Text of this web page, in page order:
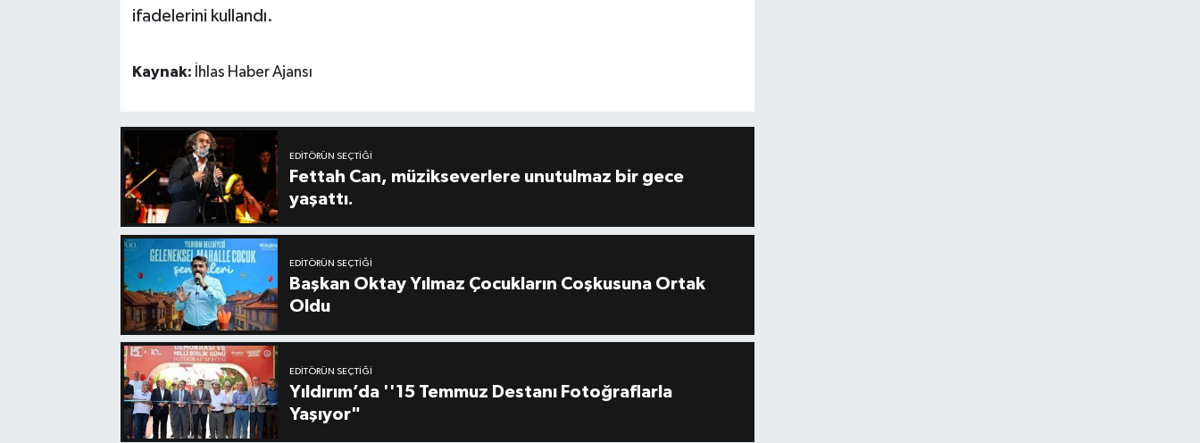
ifadelerini kullandı.
Kaynak: İhlas Haber Ajansı
EDITÖRÜN SEÇTIĞI
Fettah Can, müzikseverlere unutulmaz bir gece
yaşattı.
EDITÖRÜN SEÇTIĞI
Başkan Oktay Yılmaz Çocukların Coşkusuna Ortak
Oldu
EDITÖRÜN SEÇTIĞI
Yıldırım’da ''15 Temmuz Destanı Fotoğraflarla
Yaşıyor"